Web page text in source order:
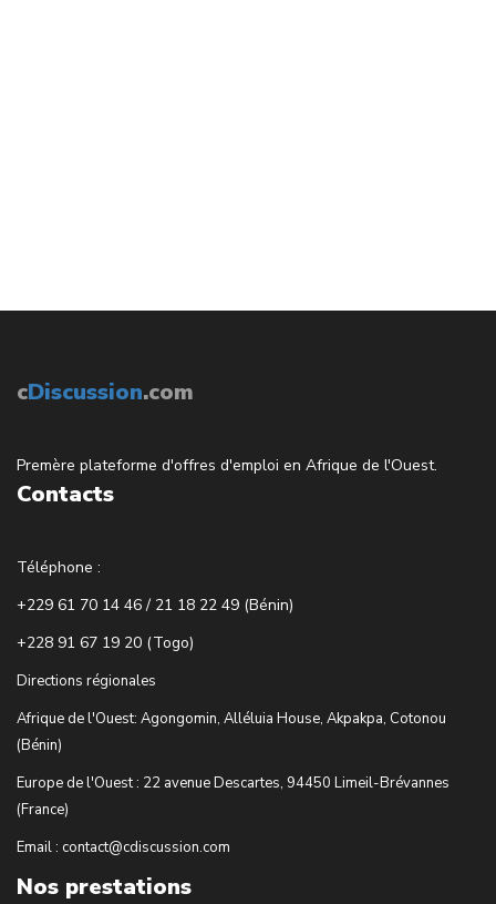
cDiscussion.com
Premère plateforme d'offres d'emploi en Afrique de l'Ouest.
Contacts
Téléphone :
+229 61 70 14 46 / 21 18 22 49 (Bénin)
+228 91 67 19 20 (Togo)
Directions régionales
Afrique de l'Ouest: Agongomin, Alléluia House, Akpakpa, Cotonou
(Bénin)
Europe de l'Ouest : 22 avenue Descartes, 94450 Limeil-Brévannes
(France)
Email : contact@cdiscussion.com
Nos prestations